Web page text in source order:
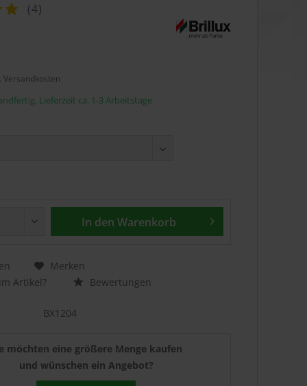
(4)
Versandkosten
Lieferzeit ca. 1-3 Arbeitstage
In den Warenkorb
Merken
Artikel?
Bewertungen
BX1204
möchten eine größere Menge kaufen
und wünschen ein Angebot?